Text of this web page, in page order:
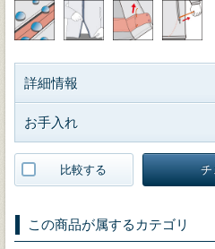
詳細情報
お手入れ
比較する チ
この商品が属するカテゴリ